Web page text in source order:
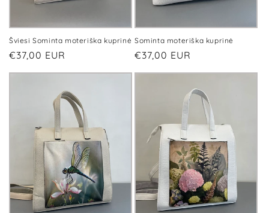
Šviesi Sominta moteriška kuprinė
Įprasta
kaina
€37,00 EUR
Sominta moteriška kuprinė
Įprasta
kaina
€37,00 EUR